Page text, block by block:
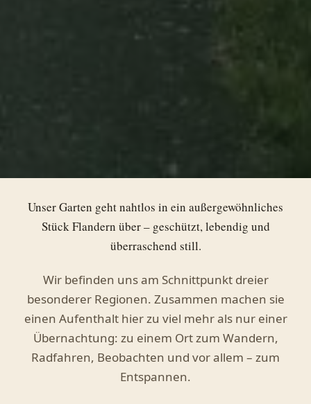
Unser Garten geht nahtlos in ein außergewöhnliches
Stück Flandern über – geschützt, lebendig und
überraschend still.
Wir befinden uns am Schnittpunkt dreier
besonderer Regionen. Zusammen machen sie
einen Aufenthalt hier zu viel mehr als nur einer
Übernachtung: zu einem Ort zum Wandern,
Radfahren, Beobachten und vor allem – zum
Entspannen.